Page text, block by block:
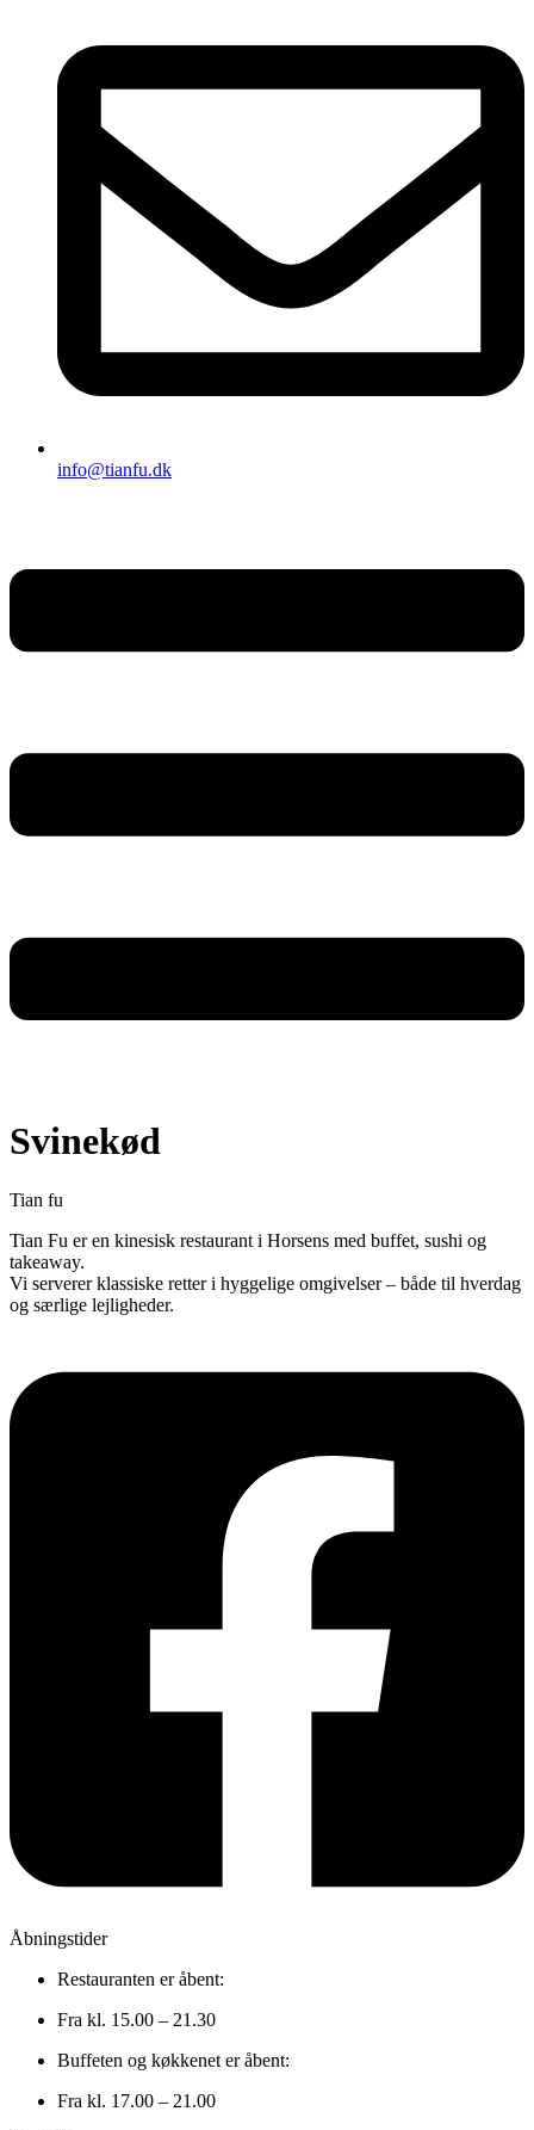
info@tianfu.dk
Svinekød
Tian fu
Tian Fu er en kinesisk restaurant i Horsens med buffet, sushi og
takeaway.
Vi serverer klassiske retter i hyggelige omgivelser – både til hverdag
og særlige lejligheder.
Åbningstider
Restauranten er åbent:
Fra kl. 15.00 – 21.30
Buffeten og køkkenet er åbent:
Fra kl. 17.00 – 21.00